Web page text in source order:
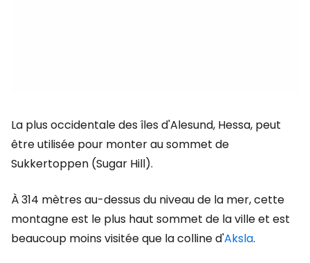
La plus occidentale des îles d'Alesund, Hessa, peut
être utilisée pour monter au sommet de
Sukkertoppen (Sugar Hill).
À 314 mètres au-dessus du niveau de la mer, cette
montagne est le plus haut sommet de la ville et est
beaucoup moins visitée que la colline d'Aksla.